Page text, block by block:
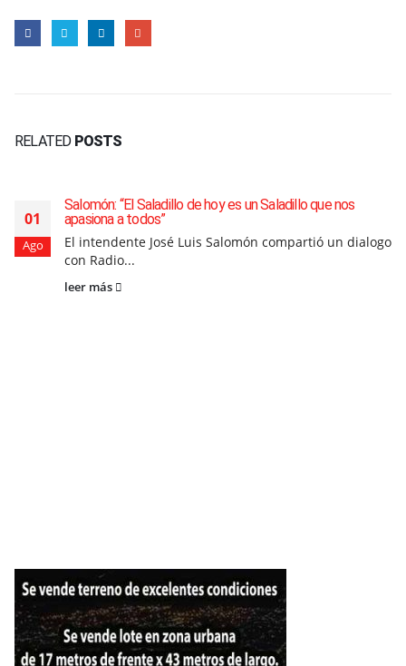
RELATED POSTS
01
Ago
Salomón: “El Saladillo de hoy es un Saladillo que nos
apasiona a todos”
El intendente José Luis Salomón compartió un dialogo
con Radio...
leer más